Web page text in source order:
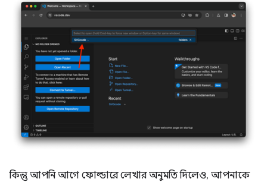
কিন্তু আপনি আগে ফোল্ডারে লেখার অনুমতি দিলেও, আপনাকে